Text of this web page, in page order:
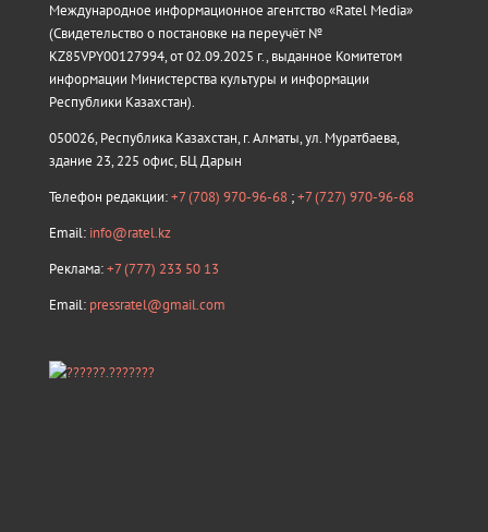
Международное информационное агентство «Ratel Media»
(Свидетельство о постановке на переучёт №
KZ85VPY00127994, от 02.09.2025 г., выданное Комитетом
информации Министерства культуры и информации
Республики Казахстан).
050026, Республика Казахстан, г. Алматы, ул. Муратбаева,
здание 23, 225 офис, БЦ Дарын
Телефон редакции:+7 (708) 970-96-68 ;+7 (727) 970-96-68
Email: info@ratel.kz
Реклама:+7 (777) 233 50 13
Email: pressratel@gmail.com